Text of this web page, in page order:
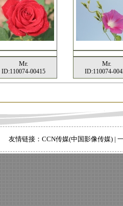
Mr.
ID:110074-00415
Mr.
ID:110074-
友情链接： CCN传媒(中国影像传媒) |